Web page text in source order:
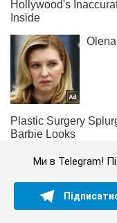
Ми в Telegram!